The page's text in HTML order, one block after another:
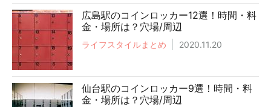
広島駅のコインロッカー12選！時間・料
金・場所は？穴場/周辺
ライフスタイルまとめ 2020.11.20
仙台駅のコインロッカー9選！時間・料
金・場所は？穴場/周辺